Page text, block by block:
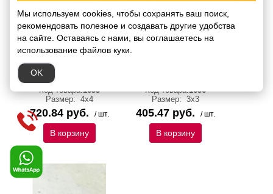
Bianchi Ang.Torello
Bianco Nat 4x4
Код товара:1655
Размер: 4х4
720.84 руб. / шт.
В корзину
Код товара:1656
Размер: 3х3
405.47 руб. / шт.
В корзину
Мы используем cookies, чтобы сохранять ваш поиск,
рекомендовать полезное и создавать другие удобства
на сайте. Оставаясь с нами, вы соглашаетесь на
использование файлов куки.
OK